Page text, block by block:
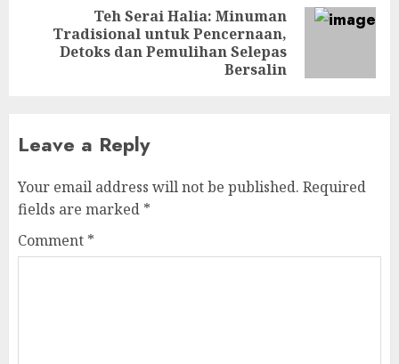
Next
post:
Teh Serai Halia: Minuman
Tradisional untuk Pencernaan,
Detoks dan Pemulihan Selepas
Bersalin
Leave a Reply
Your email address will not be published. Required
fields are marked *
Comment *